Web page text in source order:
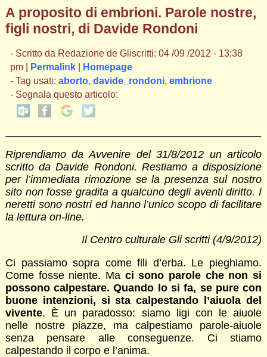
A proposito di embrioni. Parole nostre,
figli nostri, di Davide Rondoni
- Scritto da Redazione de Gliscritti: 04 /09 /2012 - 13:38
pm |
Permalink|
Homepage
- Tag usati: aborto, davide_rondoni, embrione
- Segnala questo articolo:
Riprendiamo da Avvenire del 31/8/2012 un articolo
scritto da Davide Rondoni. Restiamo a disposizione
per l’immediata rimozione se la presenza sul nostro
sito non fosse gradita a qualcuno degli aventi diritto. I
neretti sono nostri ed hanno l’unico scopo di facilitare
la lettura on-line.
Il Centro culturale Gli scritti (4/9/2012)
Ci passiamo sopra come fili d’erba. Le pieghiamo.
Come fosse niente. Ma ci sono parole che non si
possono calpestare. Quando lo si fa, se pure con
buone intenzioni, si sta calpestando l’aiuola del
vivente. È un paradosso: siamo ligi con le aiuole
nelle nostre piazze, ma calpestiamo parole-aiuole
senza pensare alle conseguenze. Ci stiamo
calpestando il corpo e l’anima.